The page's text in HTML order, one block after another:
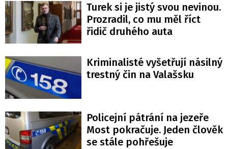
Turek si je jistý svou nevinou.
Prozradil, co mu měl říct
řidič druhého auta
Kriminalisté vyšetřují násilný
trestný čin na Valašsku
Policejní pátrání na jezeře
Most pokračuje. Jeden člověk
se stále pohřešuje